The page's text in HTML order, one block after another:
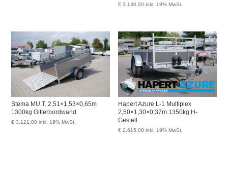
€ 3.130,00 inkl. 19% MwSt.
Stema MU.T. 2,51×1,53×0,65m
1300kg Gitterbordwand
€ 3.121,00 inkl. 19% MwSt.
Hapert Azure L-1 Multiplex
2,50×1,30×0,37m 1350kg H-
Gestell
€ 2.615,00 inkl. 19% MwSt.